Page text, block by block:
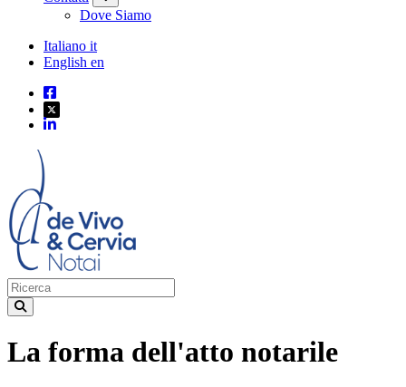
Dove Siamo
Italiano it
English en
La forma dell'atto notarile